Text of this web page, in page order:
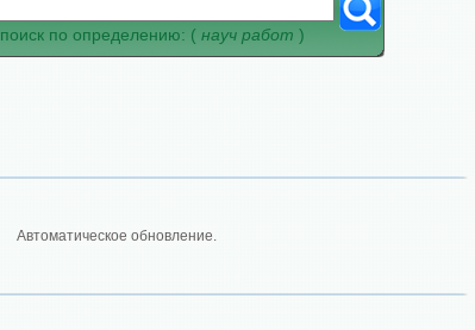
поиск по определению: ( науч работ )
Автоматическое обновление.